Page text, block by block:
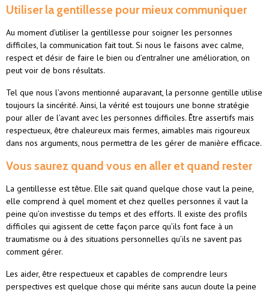
Utiliser la gentillesse pour mieux communiquer
Au moment d’utiliser la gentillesse pour soigner les personnes
difficiles, la communication fait tout. Si nous le faisons avec calme,
respect et désir de faire le bien ou d’entraîner une amélioration, on
peut voir de bons résultats.
Tel que nous l’avons mentionné auparavant, la personne gentille utilise
toujours la sincérité. Ainsi, la vérité est toujours une bonne stratégie
pour aller de l’avant avec les personnes difficiles. Être assertifs mais
respectueux, être chaleureux mais fermes, aimables mais rigoureux
dans nos arguments, nous permettra de les gérer de manière efficace.
Vous saurez quand vous en aller et quand rester
La gentillesse est têtue. Elle sait quand quelque chose vaut la peine,
elle comprend à quel moment et chez quelles personnes il vaut la
peine qu’on investisse du temps et des efforts. Il existe des profils
difficiles qui agissent de cette façon parce qu’ils font face à un
traumatisme ou à des situations personnelles qu’ils ne savent pas
comment gérer.
Les aider, être respectueux et capables de comprendre leurs
perspectives est quelque chose qui mérite sans aucun doute la peine